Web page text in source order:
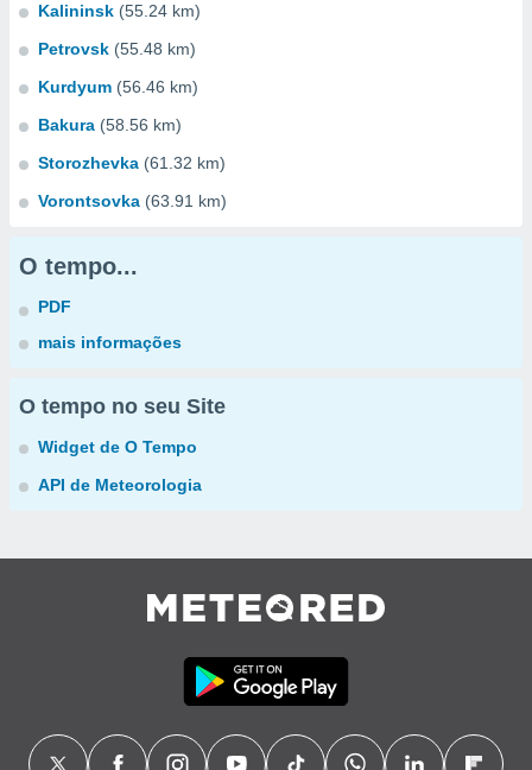
Kalininsk (55.24 km)
Petrovsk (55.48 km)
Kurdyum (56.46 km)
Bakura (58.56 km)
Storozhevka (61.32 km)
Vorontsovka (63.91 km)
O tempo...
PDF
mais informações
O tempo no seu Site
Widget de O Tempo
API de Meteorologia